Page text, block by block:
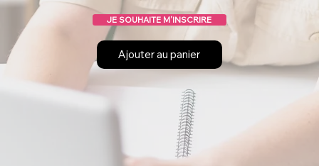
JE SOUHAITE M'INSCRIRE
Ajouter au panier